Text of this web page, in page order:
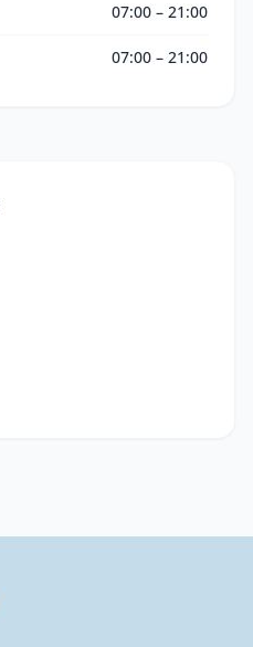
07:00 – 21:00
07:00 – 21:00